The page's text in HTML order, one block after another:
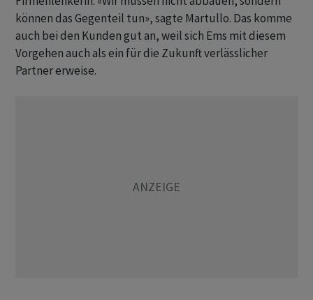
können das Gegenteil tun», sagte Martullo. Das komme
auch bei den Kunden gut an, weil sich Ems mit diesem
Vorgehen auch als ein für die Zukunft verlässlicher
Partner erweise.